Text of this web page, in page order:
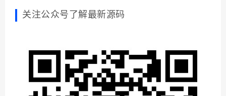
关注公众号了解最新源码